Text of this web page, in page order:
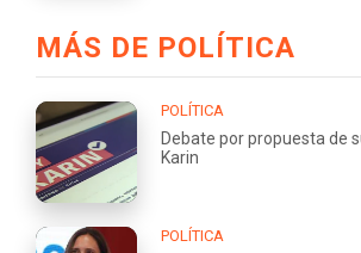
MÁS DE POLÍTICA
POLÍTICA
Debate por propuesta de
Karin
POLÍTICA